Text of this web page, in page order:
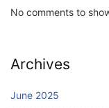
No comments to
Archives
June 2025